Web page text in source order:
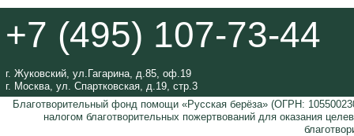
+7 (495) 107-73-44
г. Жуковский, ул.Гагарина, д.85, оф.19
г. Москва, ул. Спартковская, д.19, стр.3
Благотворительный фонд помощи «Русская берёза» (ОГРН:
налогом благотворительных пожертвований для оказания